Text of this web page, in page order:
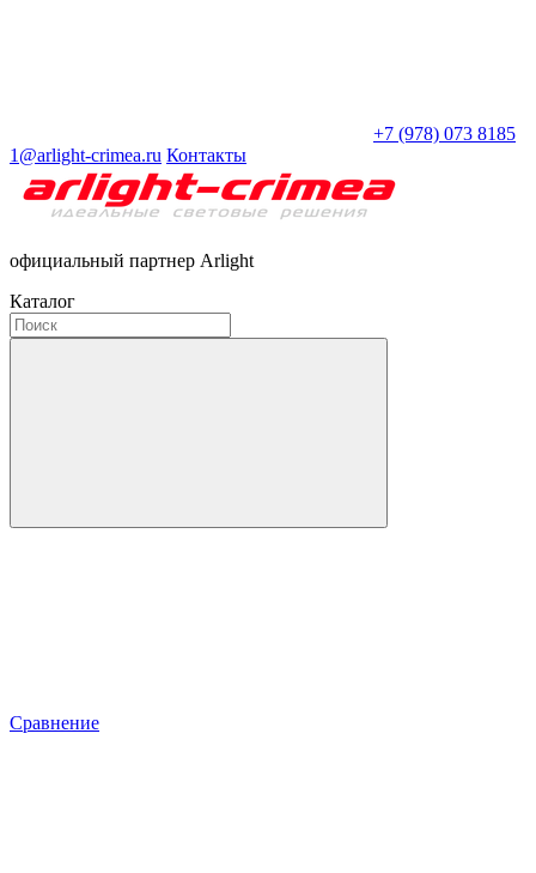
+7 (978) 073 8185
1@arlight-crimea.ru Контакты
официальный партнер Arlight
Каталог
Сравнение